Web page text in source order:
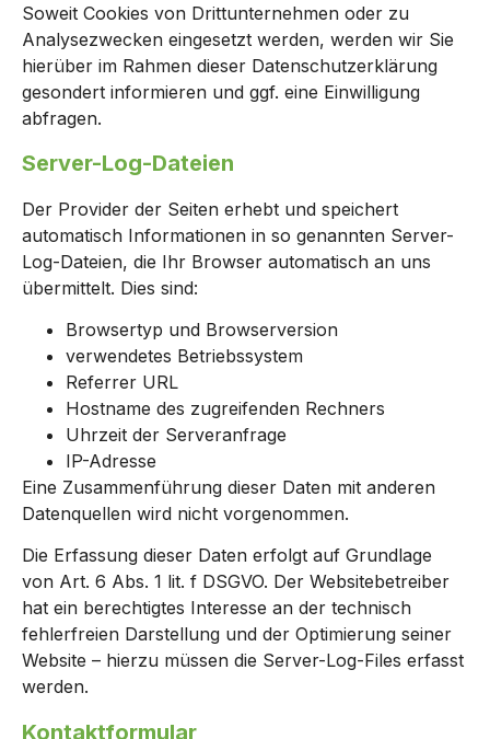
Soweit Cookies von Drittunternehmen oder zu
Analysezwecken eingesetzt werden, werden wir Sie
hierüber im Rahmen dieser Datenschutzerklärung
gesondert informieren und ggf. eine Einwilligung
abfragen.
Server-Log-Dateien
Der Provider der Seiten erhebt und speichert
automatisch Informationen in so genannten Server-
Log-Dateien, die Ihr Browser automatisch an uns
übermittelt. Dies sind:
Browsertyp und Browserversion
verwendetes Betriebssystem
Referrer URL
Hostname des zugreifenden Rechners
Uhrzeit der Serveranfrage
IP-Adresse
Eine Zusammenführung dieser Daten mit anderen
Datenquellen wird nicht vorgenommen.
Die Erfassung dieser Daten erfolgt auf Grundlage
von Art. 6 Abs. 1 lit. f DSGVO. Der Websitebetreiber
hat ein berechtigtes Interesse an der technisch
fehlerfreien Darstellung und der Optimierung seiner
Website – hierzu müssen die Server-Log-Files erfasst
werden.
Kontaktformular